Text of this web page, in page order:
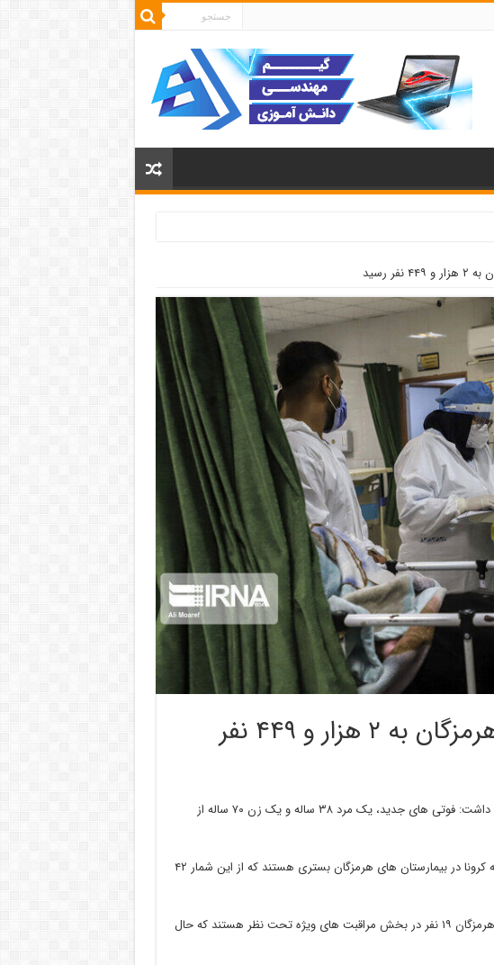
رسید
آمار فوتی های کرونا در هرمزگان به ۲ هزار و ۴۴۹ نفر
دکتر فاطمه نوروزیان روز سه شنبه به رسانه ها اظهار داشت: فوتی های جدید، یک مرد ۳۸ ساله و یک زن ۷۰ ساله از
وی خاطرنشان کرد: در حال حاضر نیز ۱۰۴ نفر مبتلا به کرونا در بیمارستان های هرمزگان بستری هستند که از این شمار ۴۲
نوروزیان ادامه داد: از مجموع بستری های کرونا در هرمزگان ۱۹ نفر در بخش مراقبت های ویژه تحت نظر هستند که حال